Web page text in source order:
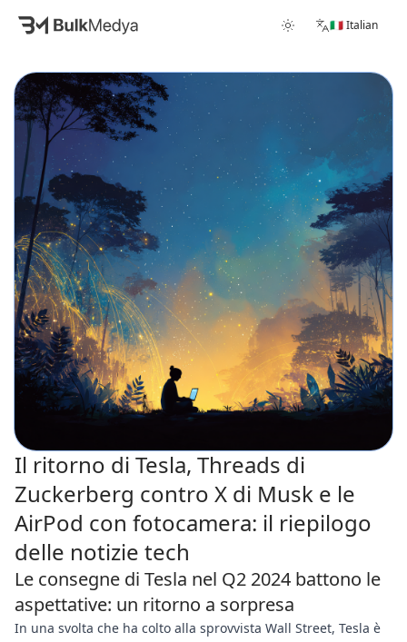
🇮🇹 Italian
Il ritorno di Tesla, Threads di
Zuckerberg contro X di Musk e le
AirPod con fotocamera: il riepilogo
delle notizie tech
Le consegne di Tesla nel Q2 2024 battono le
aspettative: un ritorno a sorpresa
In una svolta che ha colto alla sprovvista Wall Street, Tesla è